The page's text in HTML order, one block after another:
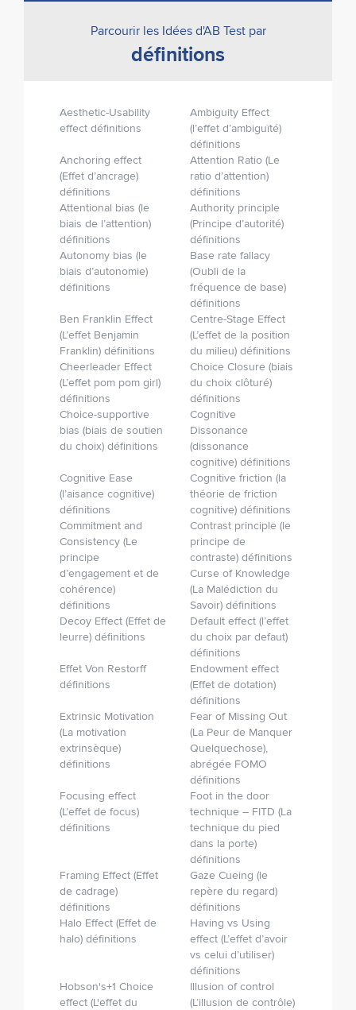
Parcourir les Idées d'AB Test par
définitions
Aesthetic-Usability
effect définitions
Ambiguity Effect
(l’effet d’ambiguïté)
définitions
Anchoring effect
(Effet d’ancrage)
définitions
Attention Ratio (Le
ratio d’attention)
définitions
Attentional bias (le
biais de l’attention)
définitions
Authority principle
(Principe d’autorité)
définitions
Autonomy bias (le
biais d’autonomie)
définitions
Base rate fallacy
(Oubli de la
fréquence de base)
définitions
Ben Franklin Effect
(L’effet Benjamin
Franklin) définitions
Centre-Stage Effect
(L’effet de la position
du milieu) définitions
Cheerleader Effect
(L’effet pom pom girl)
définitions
Choice Closure (biais
du choix clôturé)
définitions
Choice-supportive
bias (biais de soutien
du choix) définitions
Cognitive
Dissonance
(dissonance
cognitive) définitions
Cognitive Ease
(l’aisance cognitive)
définitions
Cognitive friction (la
théorie de friction
cognitive) définitions
Commitment and
Consistency (Le
principe
d’engagement et de
cohérence)
définitions
Contrast principle (le
principe de
contraste) définitions
Curse of Knowledge
(La Malédiction du
Savoir) définitions
Decoy Effect (Effet de
leurre) définitions
Default effect (l’effet
du choix par defaut)
définitions
Effet Von Restorff
définitions
Endowment effect
(Effet de dotation)
définitions
Extrinsic Motivation
(La motivation
extrinsèque)
définitions
Fear of Missing Out
(La Peur de Manquer
Quelque­chose),
abrégée FOMO
définitions
Focusing effect
(L’effet de focus)
définitions
Foot in the door
technique – FITD (La
technique du pied
dans la porte)
définitions
Framing Effect (Effet
de cadrage)
définitions
Gaze Cueing (le
repère du regard)
définitions
Halo Effect (Effet de
halo) définitions
Having vs Using
effect (L’effet d’avoir
vs celui d’utiliser)
définitions
Hobson's+1 Choice
effect (L'effet du
Illusion of control
(L’illusion de contrôle)